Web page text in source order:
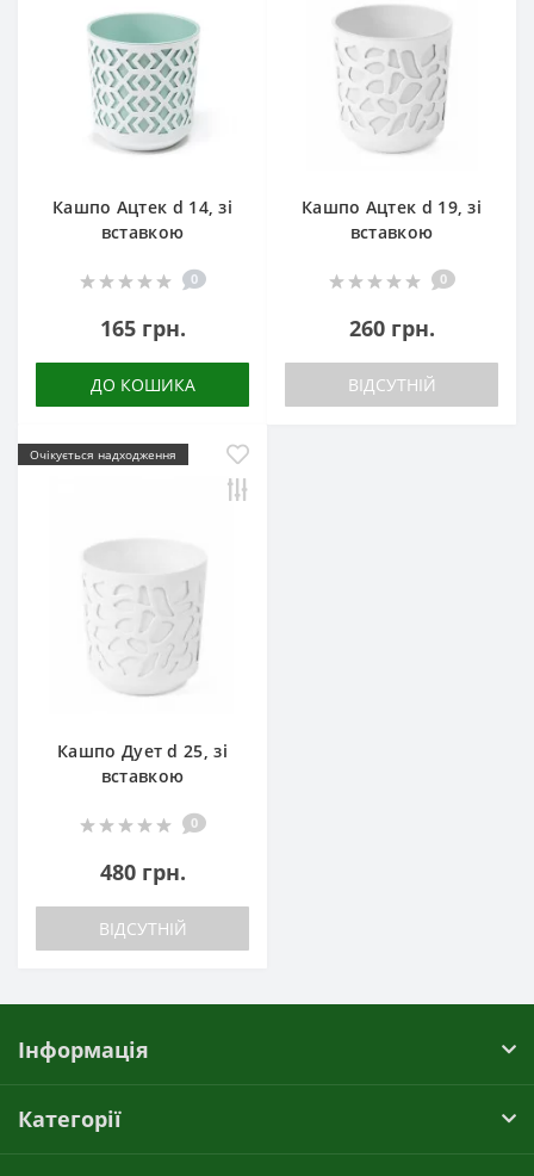
Кашпо Ацтек d 14, зі
вставкою
0
165 грн.
ДО КОШИКА
Кашпо Ацтек d 19, зі
вставкою
0
260 грн.
ВІДСУТНІЙ
Очікується надходження
Кашпо Дует d 25, зі
вставкою
0
480 грн.
ВІДСУТНІЙ
Інформація
Категорії